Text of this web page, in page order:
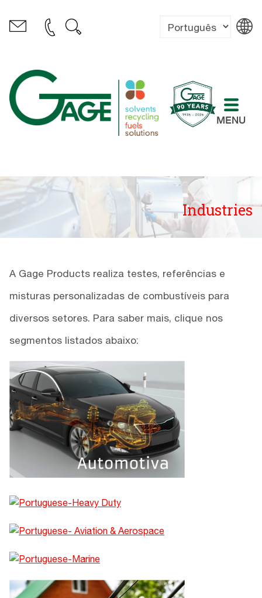
MENU
Industries
A Gage Products realiza testes, referências e
misturas personalizadas de combustíveis para
diversos setores. Para saber mais, clique nos
segmentos listados abaixo: